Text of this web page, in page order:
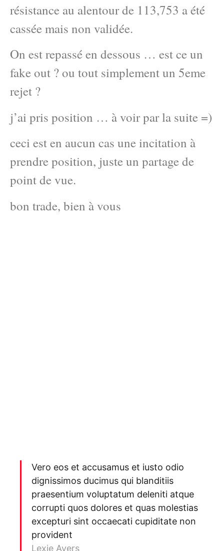
résistance au alentour de 113,753 a été
cassée mais non validée.
On est repassé en dessous … est ce un
fake out ? ou tout simplement un 5eme
rejet ?
j’ai pris position … à voir par la suite =)
ceci est en aucun cas une incitation à
prendre position, juste un partage de
point de vue.
bon trade, bien à vous
Vero eos et accusamus et iusto odio
dignissimos ducimus qui blanditiis
praesentium voluptatum deleniti atque
corrupti quos dolores et quas molestias
excepturi sint occaecati cupiditate non
provident
Lexie Ayers